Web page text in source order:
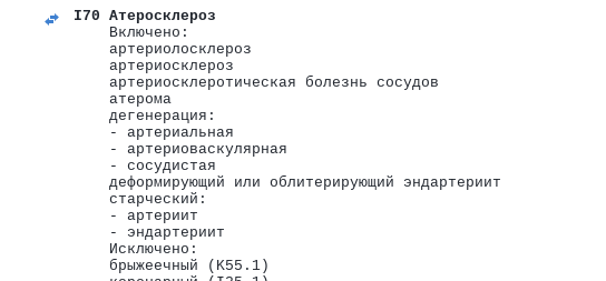
H95)
давлением (I10-I15)
(I26-I28)
I70 Атеросклероз
    Включено:
    артериолосклероз
    артериосклероз
    артериосклеротическая болезнь сосудов
    атерома
    дегенерация:
    - артериальная
    - артериоваскулярная
    - сосудистая
    деформирующий или облитерирующий эндартериит
    старческий:
    - артериит
    - эндартериит
    Исключено:
    брыжеечный (K55.1)